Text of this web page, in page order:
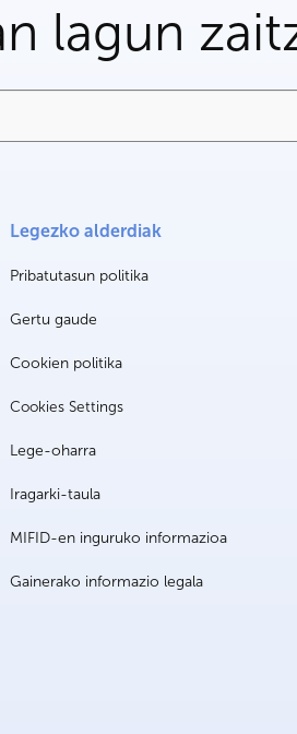
lagun
Legezko alderdiak
Pribatutasun politika
Gertu gaude
Cookien politika
Cookies Settings
Lege-oharra
Iragarki-taula
MIFID-en inguruko informazioa
Gainerako informazio legala